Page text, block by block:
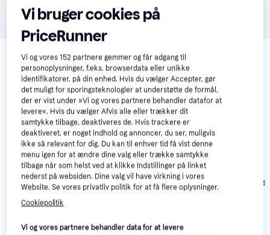
Se vores forslag til andre produkter, der matcher dine
interesser. Vis alle
Populær
Wacom Intuos
Vi bruger cookies på
PriceRunner
Vi og vores152 partnere gemmer og får adgang til
personoplysninger, f.eks. browserdata eller unikke
identifikatorer, på din enhed. Hvis du vælger Accepter, gør
det muligt for sporingsteknologier at understøtte de formål,
der er vist under »Vi og vores partnere behandler datafor at
levere«. Hvis du vælger Afvis alle eller trækker dit
samtykke tilbage, deaktiveres de. Hvis trackere er
deaktiveret, er noget indhold og annoncer, du ser, muligvis
ikke så relevant for dig. Du kan til enhver tid få vist denne
menu igen for at ændre dine valg eller trække samtykke
tilbage når som helst ved at klikke Indstillinger på linket
nederst på websiden. Dine valg vil have virkning i vores
Website. Se vores privatliv politik for at få flere oplysninger.
Cookiepolitik
Vi og vores partnere behandler data for at levere